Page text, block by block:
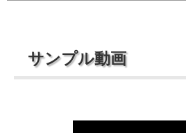
サンプル動画